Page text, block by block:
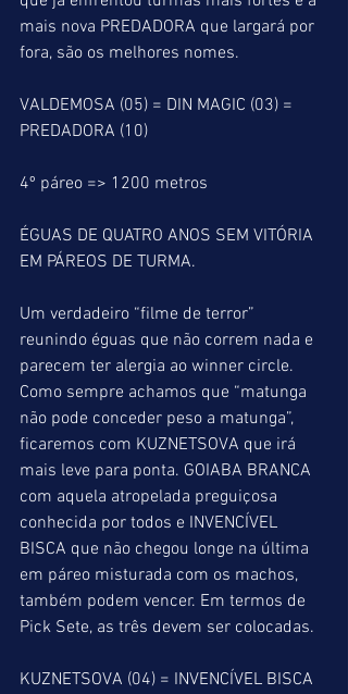
mais nova PREDADORA que largará por
fora, são os melhores nomes.
VALDEMOSA (05) = DIN MAGIC (03) =
PREDADORA (10)
4º páreo => 1200 metros
ÉGUAS DE QUATRO ANOS SEM VITÓRIA
EM PÁREOS DE TURMA.
Um verdadeiro “filme de terror”
reunindo éguas que não correm nada e
parecem ter alergia ao winner circle.
Como sempre achamos que “matunga
não pode conceder peso a matunga”,
ficaremos com KUZNETSOVA que irá
mais leve para ponta. GOIABA BRANCA
com aquela atropelada preguiçosa
conhecida por todos e INVENCÍVEL
BISCA que não chegou longe na última
em páreo misturada com os machos,
também podem vencer. Em termos de
Pick Sete, as três devem ser colocadas.
KUZNETSOVA (04) = INVENCÍVEL BISCA